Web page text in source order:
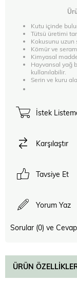
Kutu içinde
Tütsü üretimi
Kokusunu uzun
Kömür ve
Kimyasal
Hayvansal yağ
kullanılabilir.
Serin ve kuru
İstek
Karşılaştır
Tavsiye Et
Yorum Yaz
Sorular (0) ve
ÜRÜN